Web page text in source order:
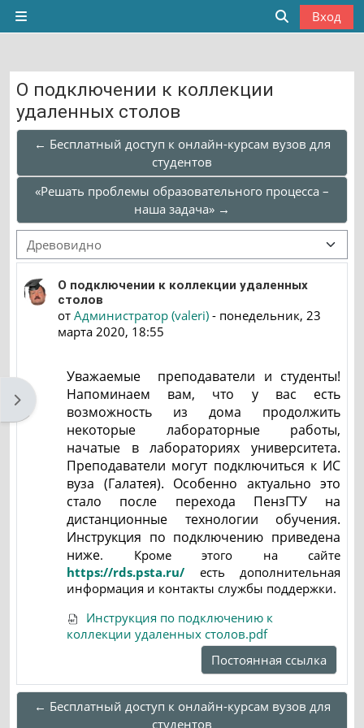
Перейти к основному содержанию
Боковая панель
Изменить
Вход
Открыть боковую панель
О подключении к коллекции
удаленных столов
← Бесплатный доступ к онлайн-курсам вузов для
студентов
«Решать проблемы образовательного процесса –
наша задача» →
Режим отображения
О подключении к коллекции удаленных
столов
отАдминистратор (valeri) - понедельник, 23
марта 2020, 18:55
Количество ответов: 0
Уважаемые преподаватели и студенты!
Напоминаем вам, что у вас есть
возможность из дома продолжить
некоторые лабораторные работы,
начатые в лабораториях университета.
Преподаватели могут подключиться к ИС
вуза (Галатея). Особенно актуально это
стало после перехода ПензГТУ на
дистанционные технологии обучения.
Инструкция по подключению приведена
ниже. Кроме этого на сайте
https://rds.psta.ru/ есть дополнительная
информация и контакты службы поддержки.
Инструкция по подключению к
коллекции удаленных столов.pdf
Постоянная ссылка
← Бесплатный доступ к онлайн-курсам вузов для
студентов